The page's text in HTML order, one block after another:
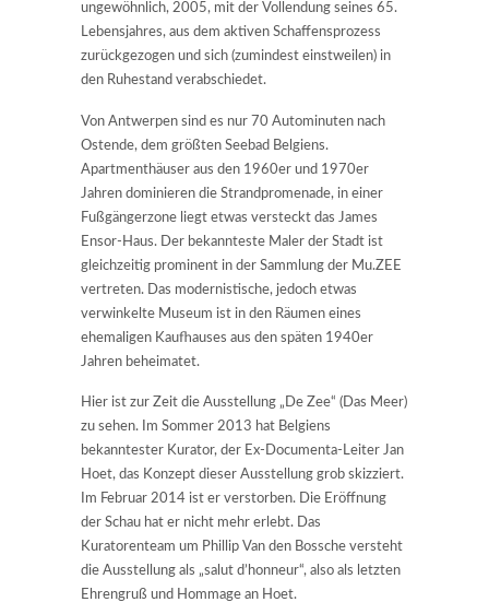
ungewöhnlich, 2005, mit der Vollendung seines 65.
Lebensjahres, aus dem aktiven Schaffensprozess
zurückgezogen und sich (zumindest einstweilen) in
den Ruhestand verabschiedet.
Von Antwerpen sind es nur 70 Autominuten nach
Ostende, dem größten Seebad Belgiens.
Apartmenthäuser aus den 1960er und 1970er
Jahren dominieren die Strandpromenade, in einer
Fußgängerzone liegt etwas versteckt das James
Ensor-Haus. Der bekannteste Maler der Stadt ist
gleichzeitig prominent in der Sammlung der Mu.ZEE
vertreten. Das modernistische, jedoch etwas
verwinkelte Museum ist in den Räumen eines
ehemaligen Kaufhauses aus den späten 1940er
Jahren beheimatet.
Hier ist zur Zeit die Ausstellung „De Zee“ (Das Meer)
zu sehen. Im Sommer 2013 hat Belgiens
bekanntester Kurator, der Ex-Documenta-Leiter Jan
Hoet, das Konzept dieser Ausstellung grob skizziert.
Im Februar 2014 ist er verstorben. Die Eröffnung
der Schau hat er nicht mehr erlebt. Das
Kuratorenteam um Phillip Van den Bossche versteht
die Ausstellung als „salut d’honneur“, also als letzten
Ehrengruß und Hommage an Hoet.